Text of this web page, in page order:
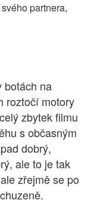
partnera,
botách na
roztočí motory
zbytek filmu
s občasným
dobrý,
ale to je tak
zřejmě se po